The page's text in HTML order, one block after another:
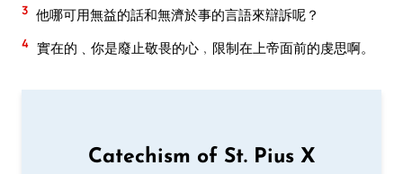
3 他哪可用無益的話和無濟於事的言語來辯訴呢？
4 實在的﹑你是廢止敬畏的心﹐限制在上帝面前的虔思啊。
Catechism of St. Pius X